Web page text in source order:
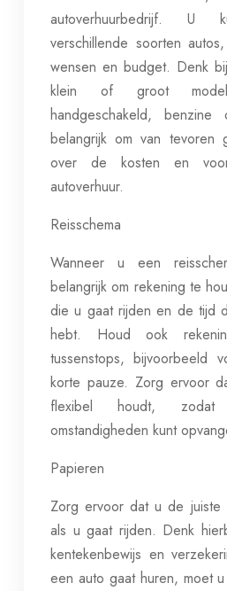
autoverhuurbedrijf.
verschillende soorten
wensen en budget. Denk
klein of groot
handgeschakeld,
belangrijk om van tevoren
over de kosten en
autoverhuur.
Reisschema
Wanneer u een
belangrijk om rekening te
die u gaat rijden en de tijd
hebt. Houd ook
tussenstops, bijvoorbeeld
korte pauze. Zorg ervoor
flexibel houdt, zodat
omstandigheden kunt
Papieren
Zorg ervoor dat u de
als u gaat rijden. Denk
kentekenbewijs en
een auto gaat huren, moet